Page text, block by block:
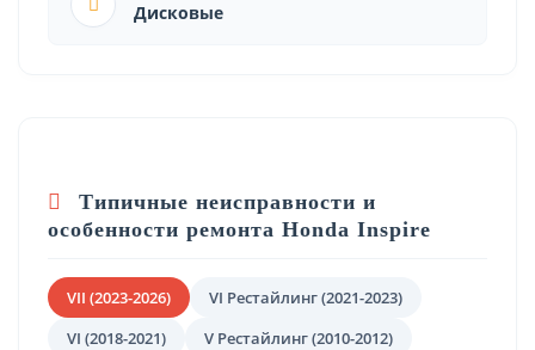
Дисковые
Типичные неисправности и
особенности ремонта Honda Inspire
VII (2023-2026)
VI Рестайлинг (2021-2023)
VI (2018-2021)
V Рестайлинг (2010-2012)